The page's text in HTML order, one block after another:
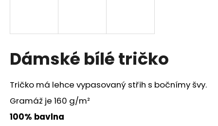
Dámské bílé tričko
Tričko má lehce vypasovaný střih s bočnímy švy.
Gramáž je 160 g/m²
100% bavlna
D